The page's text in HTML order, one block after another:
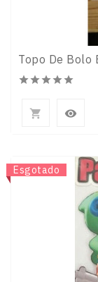
Topo De Bolo

 
Novo
Esgotado